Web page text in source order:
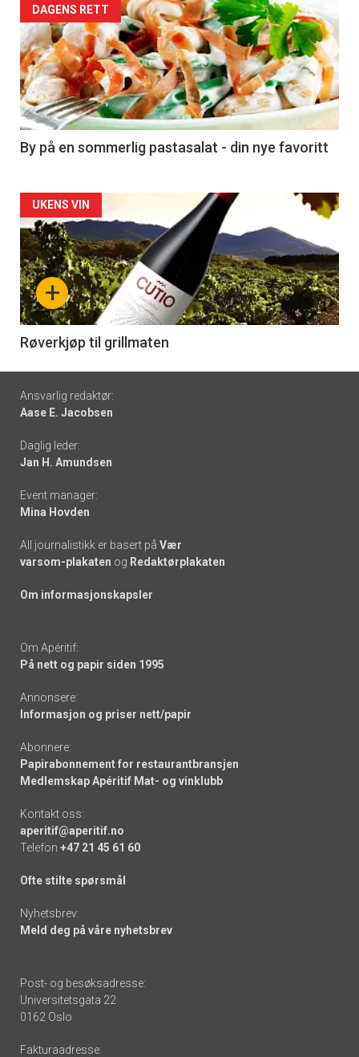
Forsiden
akkurat
nå
-
5
DAGENS RETT
By på en sommerlig pastasalat - din nye favoritt
Forsiden
akkurat
nå
-
6
+
UKENS VIN
Røverkjøp til grillmaten
Footer
-
links
Ansvarlig redaktør:
Aase E. Jacobsen
Daglig leder:
Jan H. Amundsen
Event manager:
Mina Hovden
All journalistikk er basert på Vær
varsom-plakaten og Redaktørplakaten
Om informasjonskapsler
Om Apéritif:
På nett og papir siden 1995
Annonsere:
Informasjon og priser nett/papir
Abonnere:
Papirabonnement for restaurantbransjen
Medlemskap Apéritif Mat- og vinklubb
Kontakt oss:
aperitif@aperitif.no
Telefon +47 21 45 61 60
Ofte stilte spørsmål
Nyhetsbrev:
Meld deg på våre nyhetsbrev
Post- og besøksadresse:
Universitetsgata 22
0162 Oslo
Fakturaadresse: